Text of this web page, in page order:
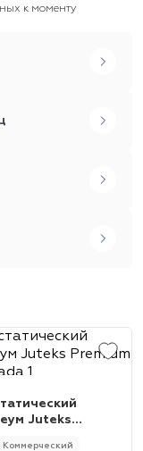
к моменту
Juteks
Коммерческий